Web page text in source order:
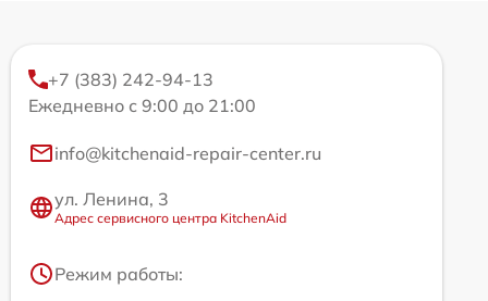
+7 (383) 242-94-13
Ежедневно с 9:00 до 21:00
info@kitchenaid-repair-center.ru
ул. Ленина, 3
Адрес сервисного центра KitchenAid
Режим работы: